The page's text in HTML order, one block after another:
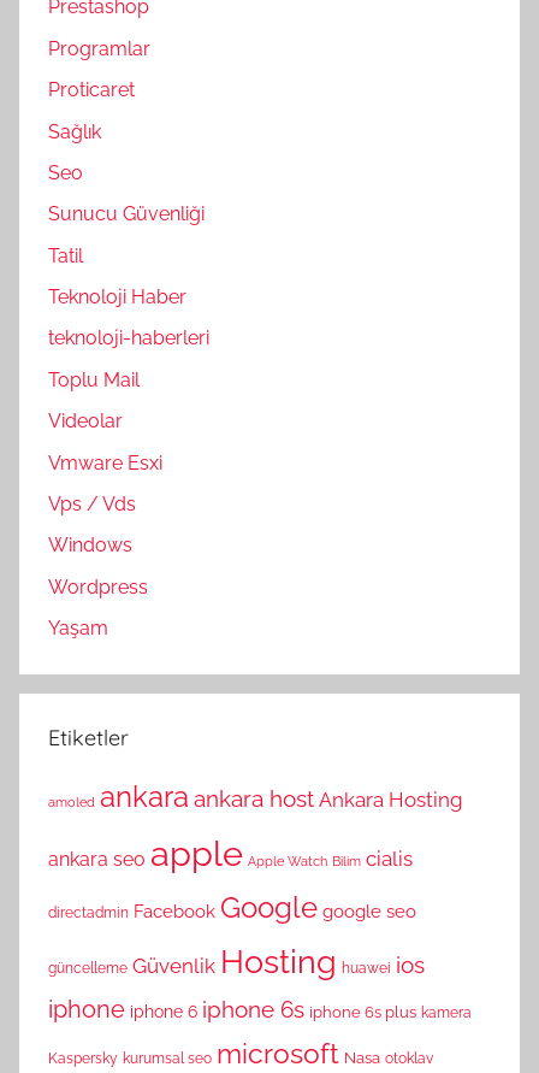
Prestashop
Programlar
Proticaret
Sağlık
Seo
Sunucu Güvenliği
Tatil
Teknoloji Haber
teknoloji-haberleri
Toplu Mail
Videolar
Vmware Esxi
Vps / Vds
Windows
Wordpress
Yaşam
Etiketler
amoled ankara ankara host Ankara Hosting
ankara seo apple Apple Watch Bilim cialis
directadmin Facebook Google google seo
güncelleme Güvenlik Hosting huawei ios
iphone iphone 6 iphone 6s iphone 6s plus kamera
Kaspersky kurumsal seo microsoft Nasa otoklav